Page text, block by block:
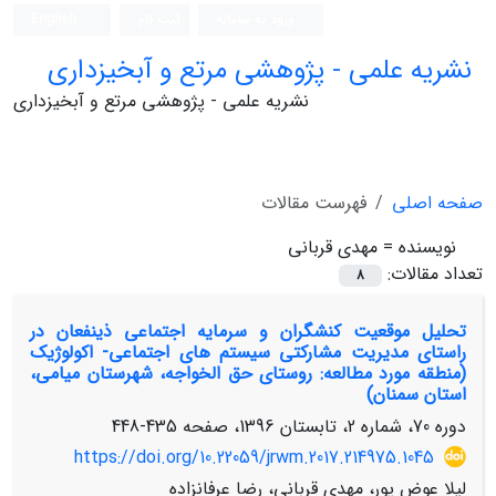
نشریه علمی - پژوهشی مرتع و آبخیزداری
نشریه علمی - پژوهشی مرتع و آبخیزداری
صفحه اصلی
فهرست مقالات
نویسنده = مهدی قربانی
تعداد مقالات:
8
تحلیل موقعیت کنشگران و سرمایه اجتماعی ذینفعان در
راستای مدیریت مشارکتی سیستم های اجتماعی- اکولوژیک
(منطقه مورد مطالعه: روستای حق الخواجه، شهرستان میامی،
استان سمنان)
دوره 70، شماره 2، تابستان 1396، صفحه
435-448
https://doi.org/10.22059/jrwm.2017.214975.1045
لیلا عوض پور، مهدی قربانی، رضا عرفانزاده